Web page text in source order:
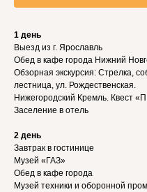
1 день
Выезд из г. Ярославль
Обед в кафе города Нижний
Обзорная экскурсия: Стрелка,
лестница, ул. Рождественская.
Нижегородский Кремль.
Заселение в отель
2 день
Завтрак в гостинице
Музей «ГАЗ»
Обед в кафе города
Музей техники и оборонной